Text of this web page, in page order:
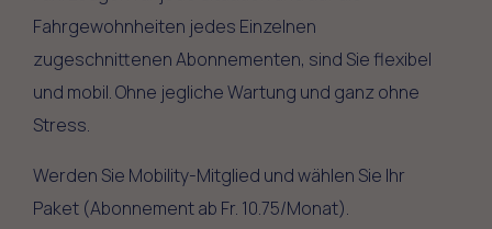
Fahrgewohnheiten jedes Einzelnen
zugeschnittenen Abonnementen, sind Sie flexibel
und mobil. Ohne jegliche Wartung und ganz ohne
Stress.
Werden Sie Mobility-Mitglied und wählen Sie Ihr
Paket (Abonnement ab Fr. 10.75/Monat).